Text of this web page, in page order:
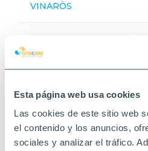
Esta página web usa cookies
Las cookies de este sitio web
el contenido y los anuncios,
sociales y analizar el tráfico.
VINARÒS